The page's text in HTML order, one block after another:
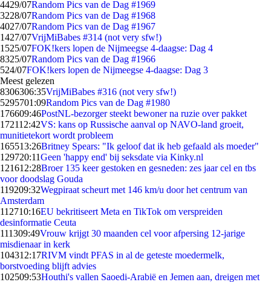
4429/07Random Pics van de Dag #1969
3228/07Random Pics van de Dag #1968
4027/07Random Pics van de Dag #1967
1427/07VrijMiBabes #314 (not very sfw!)
1525/07FOK!kers lopen de Nijmeegse 4-daagse: Dag 4
8325/07Random Pics van de Dag #1966
524/07FOK!kers lopen de Nijmeegse 4-daagse: Dag 3
Meest gelezen
8306306:35VrijMiBabes #316 (not very sfw!)
5295701:09Random Pics van de Dag #1980
176609:46PostNL-bezorger steekt bewoner na ruzie over pakket
172112:42VS: kans op Russische aanval op NAVO-land groeit,
munitietekort wordt probleem
165513:26Britney Spears: "Ik geloof dat ik heb gefaald als moeder"
129720:11Geen 'happy end' bij seksdate via Kinky.nl
121612:28Broer 135 keer gestoken en gesneden: zes jaar cel en tbs
voor doodslag Gouda
119209:32Wegpiraat scheurt met 146 km/u door het centrum van
Amsterdam
112710:16EU bekritiseert Meta en TikTok om verspreiden
desinformatie Ceuta
111309:49Vrouw krijgt 30 maanden cel voor afpersing 12-jarige
misdienaar in kerk
104312:17RIVM vindt PFAS in al de geteste moedermelk,
borstvoeding blijft advies
102509:53Houthi's vallen Saoedi-Arabië en Jemen aan, dreigen met